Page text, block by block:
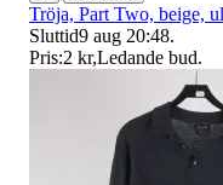
Tröja, Part Two, beige,
Sluttid9 aug 20:48.
Pris:2 kr,Ledande bud.